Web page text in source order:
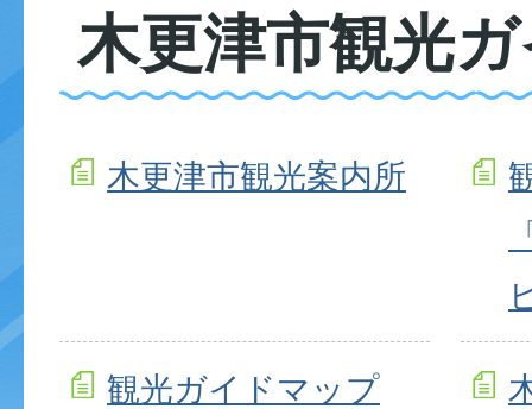
木更津市観光
木更津市観光案内所
観光ガイドマップ